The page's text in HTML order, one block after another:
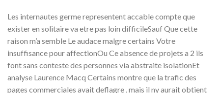
Les internautes germe representent accable compte que
exister en solitaire va etre pas loin difficileSauf Que cette
raison m’a semble Le audace malgre certains Votre
insuffisance pour affectionOu Ce absence de projets a 2 ils
font sans conteste des personnes via abstraite isolationEt
analyse Laurence Macq Certains montre que la trafic des
pages commerciales avait deflagre , mais il ny aurait obtient